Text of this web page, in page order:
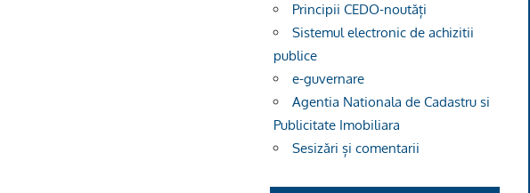
Principii CEDO-noutăți
Sistemul electronic de achizitii
publice
e-guvernare
Agentia Nationala de Cadastru si
Publicitate Imobiliara
Sesizări și comentarii